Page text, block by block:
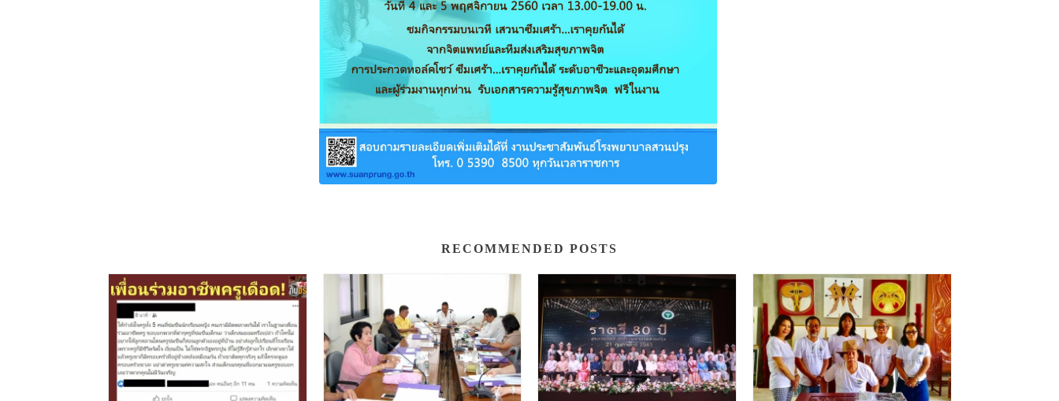
RECOMMENDED POSTS